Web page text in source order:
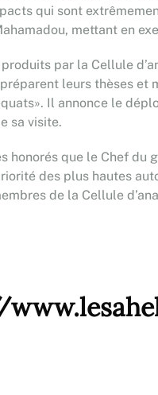
qui sont
mettant en
par la Cellule
leurs thèses et
Il annonce le
sa visite.
honorés que le Chef du
des plus hautes
de la Cellule